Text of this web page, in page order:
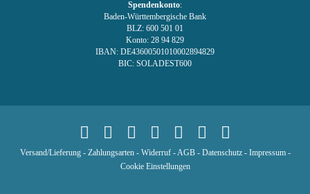
Spendenkonto:
Baden-Württembergische Bank
BLZ: 600 501 01
Konto: 28 94 829
IBAN: DE43600501010002894829
BIC: SOLADEST600
Versand/Lieferung- Zahlungsarten- Widerruf-AGB- Datenschutz- Impressum-
Cookie Einstellungen